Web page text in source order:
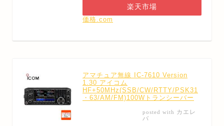
楽天市場
価格.com
アマチュア無線 IC-7610 Version
1.30 アイコム
HF+50MHz(SSB/CW/RTTY/PSK31
・63/AM/FM)100Wトランシーバー
posted with カエレ
バ